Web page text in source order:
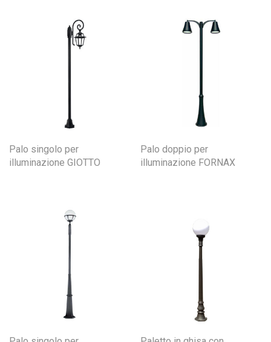
Palo singolo per
illuminazione GIOTTO
Palo doppio per
illuminazione FORNAX